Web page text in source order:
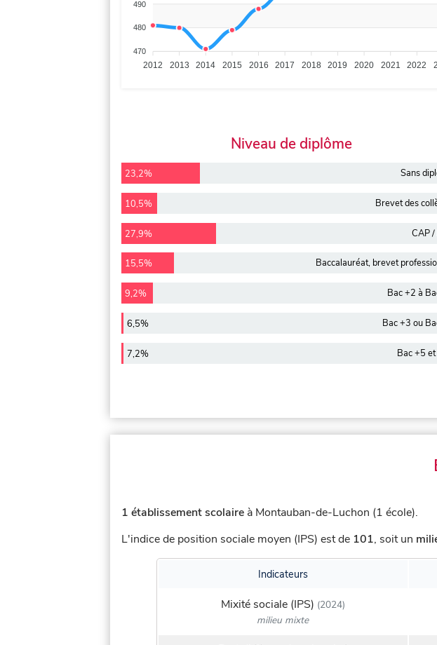
490
480
470
2012 2013 2014 2015 2016 2017 2018 2019 2020 2021 2022
Niveau de diplôme
23,2% Sans
10,5% Brevet des
27,9% CAP /
15,5% Baccalauréat, brevet
9,2% Bac +2 à
6,5% Bac +3 ou
7,2% Bac +5
1 établissement scolaire à Montauban-de-Luchon (1 école).
L'indice de position sociale moyen (IPS) est de 101, soit un
Indicateurs
Mixité sociale (IPS) (2024)
milieu mixte